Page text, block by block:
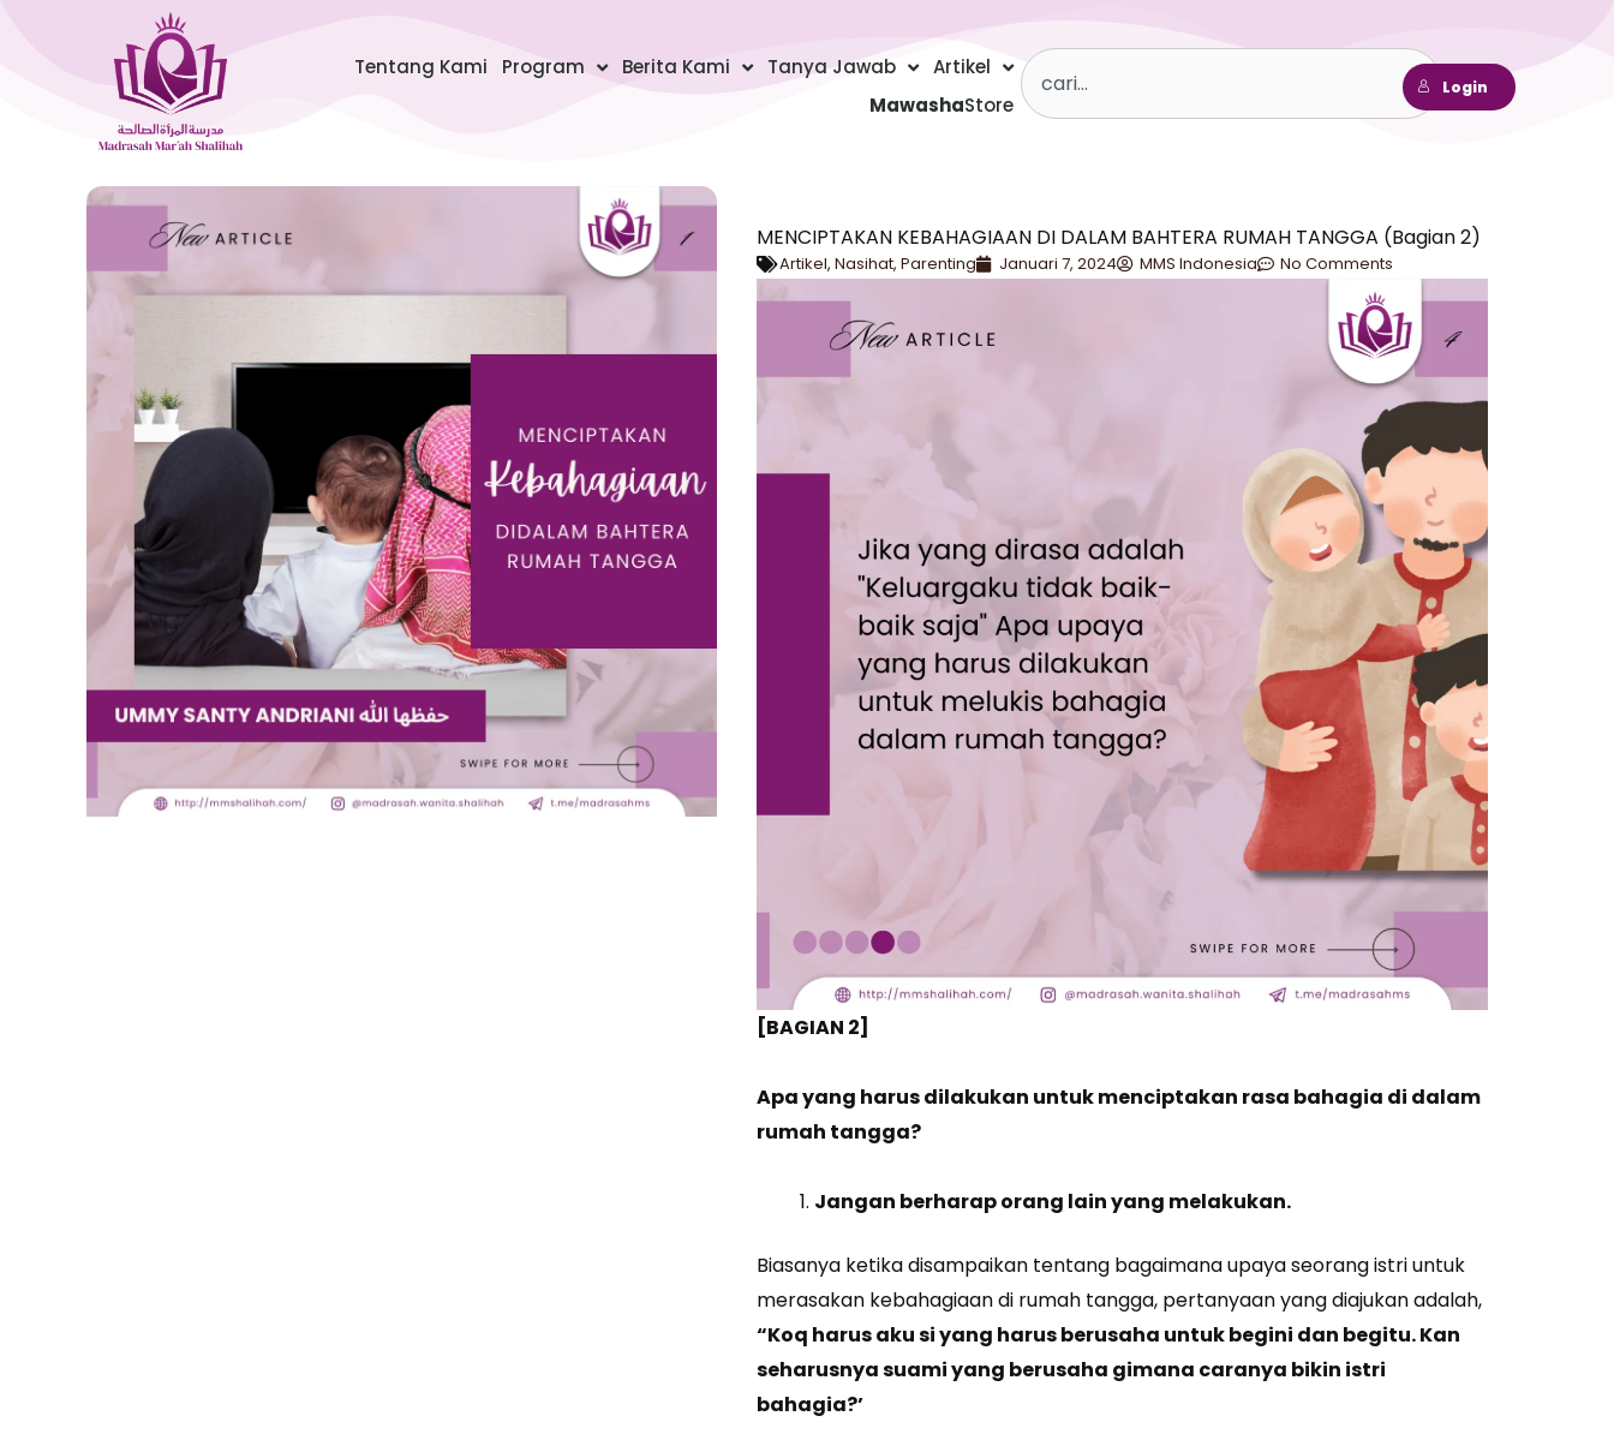
Tentang Kami Program Berita Kami Tanya Jawab
Artikel
MawashaStore
Search
Login
MENCIPTAKAN KEBAHAGIAAN DI DALAM BAHTERA RUMAH TANGGA (Bagian 2)
Artikel,Nasihat,Parenting Januari 7, 2024 MMS Indonesia No Comments
[BAGIAN 2]
Apa yang harus dilakukan untuk menciptakan rasa bahagia di dalam
rumah tangga?
Jangan berharap orang lain yang melakukan.
Biasanya ketika disampaikan tentang bagaimana upaya seorang istri untuk
merasakan kebahagiaan di rumah tangga, pertanyaan yang diajukan adalah,
“Koq harus aku si yang harus berusaha untuk begini dan begitu. Kan
seharusnya suami yang berusaha gimana caranya bikin istri
bahagia?’